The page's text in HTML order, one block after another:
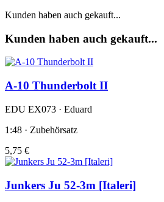
Kunden haben auch gekauft...
Kunden haben auch gekauft...
A-10 Thunderbolt II
EDU EX073 · Eduard
1:48 · Zubehörsatz
5,75 €
Junkers Ju 52-3m [Italeri]